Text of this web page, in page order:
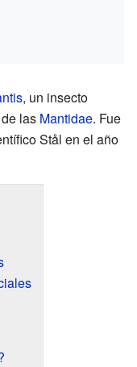
, un insecto
de las Mantidae. Fue
Stål en el año